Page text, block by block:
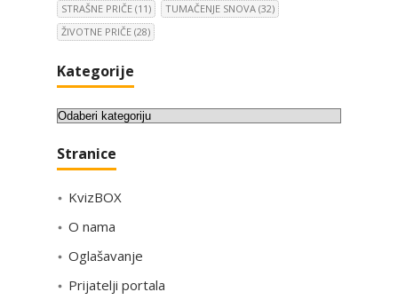
STRAŠNE PRIČE (11) TUMAČENJE SNOVA (32)
ŽIVOTNE PRIČE (28)
Kategorije
K
t
g
i
j
Stranice
KvizBOX
O nama
Oglašavanje
Prijatelji portala